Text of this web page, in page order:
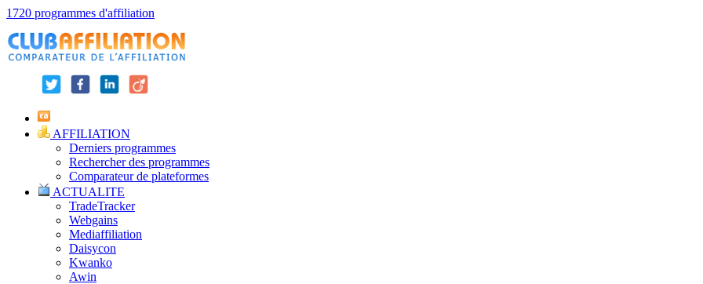
1720 programmes d'affiliation
AFFILIATION
Derniers programmes
Rechercher des programmes
Comparateur de plateformes
ACTUALITE
TradeTracker
Webgains
Mediaffiliation
Daisycon
Kwanko
Awin